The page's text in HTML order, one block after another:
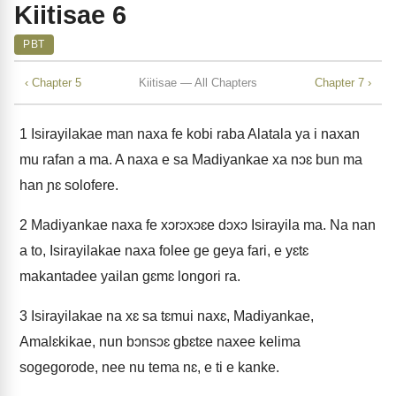
Kiitisae 6
PBT
‹ Chapter 5 Kiitisae — All Chapters Chapter 7 ›
1 Isirayilakae man naxa fe kobi raba Alatala ya i naxan
mu rafan a ma. A naxa e sa Madiyankae xa nɔɛ bun ma
han ɲɛ solofere.
2 Madiyankae naxa fe xɔrɔxɔɛe dɔxɔ Isirayila ma. Na nan
a to, Isirayilakae naxa folee ge geya fari, e yɛtɛ
makantadee yailan gɛmɛ longori ra.
3 Isirayilakae na xɛ sa tɛmui naxɛ, Madiyankae,
Amalɛkikae, nun bɔnsɔɛ gbɛtɛe naxee kelima
sogegorode, nee nu tema nɛ, e ti e kanke.